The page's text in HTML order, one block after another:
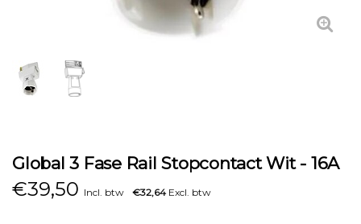
Global 3 Fase Rail Stopcontact Wit - 16A
€39,50 Incl. btw €32,64Excl. btw